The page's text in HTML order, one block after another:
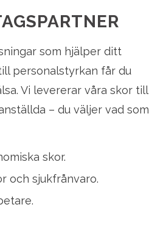
som hjälper ditt
personalstyrkan får du
Vi levererar våra skor till
– du väljer vad som
skor.
och sjukfrånvaro.